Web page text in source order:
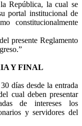
República, la cual se
portal institucional de
constitucionalmente
presente Reglamento
Y FINAL
días desde la entrada
cual deben presentar
de intereses los
y servidores del